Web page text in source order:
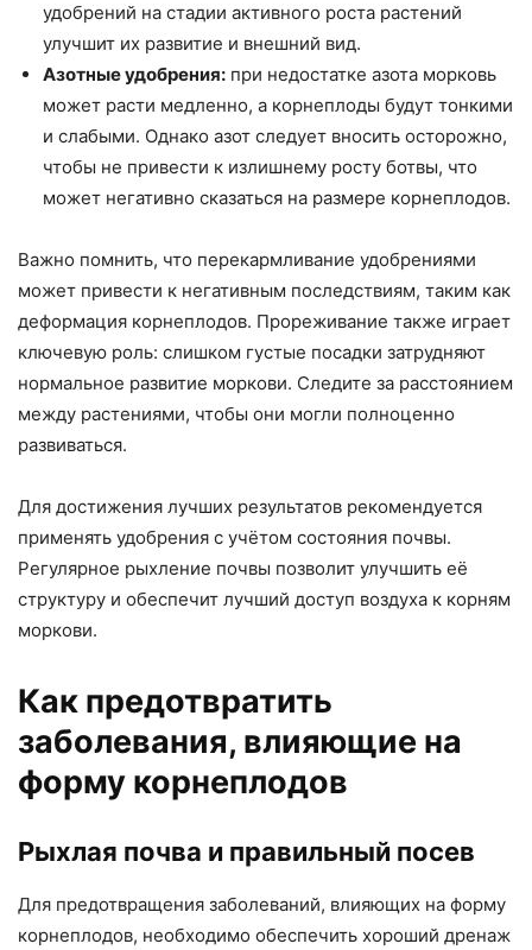
удобрений на стадии активного роста растений
улучшит их развитие и внешний вид.
Азотные удобрения: при недостатке азота морковь
может расти медленно, а корнеплоды будут тонкими
и слабыми. Однако азот следует вносить осторожно,
чтобы не привести к излишнему росту ботвы, что
может негативно сказаться на размере корнеплодов.
Важно помнить, что перекармливание удобрениями
может привести к негативным последствиям, таким как
деформация корнеплодов. Прореживание также играет
ключевую роль: слишком густые посадки затрудняют
нормальное развитие моркови. Следите за расстоянием
между растениями, чтобы они могли полноценно
развиваться.
Для достижения лучших результатов рекомендуется
применять удобрения с учётом состояния почвы.
Регулярное рыхление почвы позволит улучшить её
структуру и обеспечит лучший доступ воздуха к корням
моркови.
Как предотвратить
заболевания, влияющие на
форму корнеплодов
Рыхлая почва и правильный посев
Для предотвращения заболеваний, влияющих на форму
корнеплодов, необходимо обеспечить хороший дренаж